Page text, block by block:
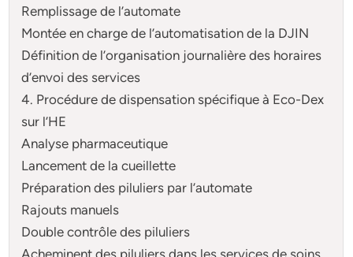
Remplissage de l’automate
Montée en charge de l’automatisation de la DJIN
Définition de l’organisation journalière des horaires
d’envoi des services
4. Procédure de dispensation spécifique à Eco-Dex
sur l’HE
Analyse pharmaceutique
Lancement de la cueillette
Préparation des piluliers par l’automate
Rajouts manuels
Double contrôle des piluliers
Acheminent des piluliers dans les services de soins